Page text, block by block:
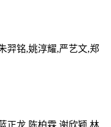
羿铭,姚淳耀,严艺文,郑
正龙,陈柏霖,谢欣颖,林